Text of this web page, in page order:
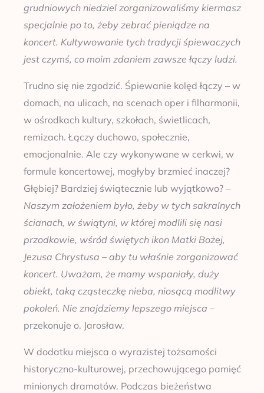
grudniowych niedziel zorganizowaliśmy kiermasz
specjalnie po to, żeby zebrać pieniądze na
koncert. Kultywowanie tych tradycji śpiewaczych
jest czymś, co moim zdaniem zawsze łączy ludzi.
Trudno się nie zgodzić. Śpiewanie kolęd łączy – w
domach, na ulicach, na scenach oper i filharmonii,
w ośrodkach kultury, szkołach, świetlicach,
remizach. Łączy duchowo, społecznie,
emocjonalnie. Ale czy wykonywane w cerkwi, w
formule koncertowej, mogłyby brzmieć inaczej?
Głębiej? Bardziej świątecznie lub wyjątkowo? –
Naszym założeniem było, żeby w tych sakralnych
ścianach, w świątyni, w której modlili się nasi
przodkowie, wśród świętych ikon Matki Bożej,
Jezusa Chrystusa – aby tu właśnie zorganizować
koncert. Uważam, że mamy wspaniały, duży
obiekt, taką cząsteczkę nieba, niosącą modlitwy
pokoleń. Nie znajdziemy lepszego miejsca –
przekonuje o. Jarosław.
W dodatku miejsca o wyrazistej tożsamości
historyczno-kulturowej, przechowującego pamięć
minionych dramatów. Podczas bieżeństwa